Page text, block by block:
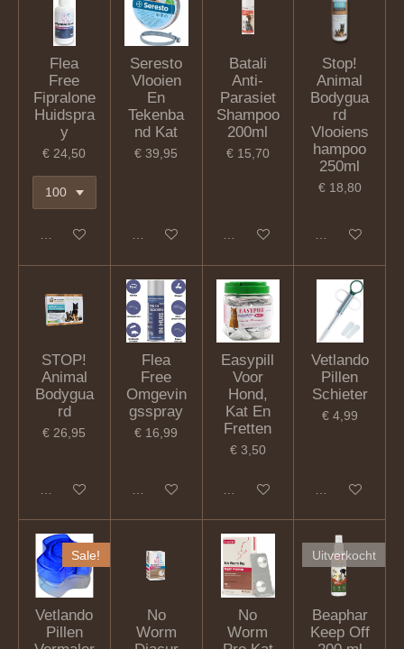
Flea
Free
Fipralone
Huidspra
y
€ 24,50
In winkelwagen
Seresto
Vlooien
En
Tekenba
nd Kat
€ 39,95
In winkelwagen
Batali
Anti-
Parasiet
Shampoo
200ml
€ 15,70
In winkelwagen
Stop!
Animal
Bodygua
rd
Vlooiens
hampoo
250ml
€ 18,80
In winkelwagen
STOP!
Animal
Bodygua
rd
€ 26,95
In winkelwagen
Flea
Free
Omgevin
gsspray
€ 16,99
In winkelwagen
Easypill
Voor
Hond,
Kat En
Fretten
€ 3,50
In winkelwagen
Vetlando
Pillen
Schieter
€ 4,99
In winkelwagen
Sale!
Vetlando
Pillen
No
Worm
No
Worm
Uitverkocht
Beaphar
Keep Off